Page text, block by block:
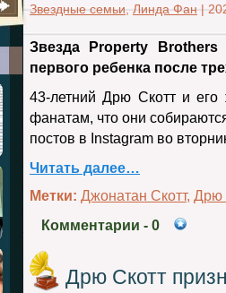
Звездные семьи
Линда Фан |
Звезда Property
первого ребенка после
43-летний Дрю Скотт и
фанатам, что они
постов в Instagram во
Читать далее…
Метки: Джонатан Скотт, Дрю
Комментарии - 0
Дрю Скотт